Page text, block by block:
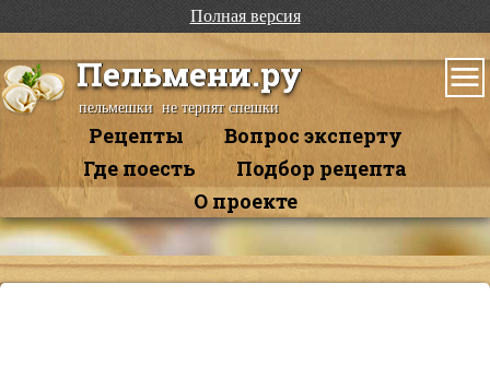
Полная версия
Пельмени.ру
пельмешки не терпят спешки
Рецепты
Вопрос эксперту
Где поесть
Подбор рецепта
О проекте